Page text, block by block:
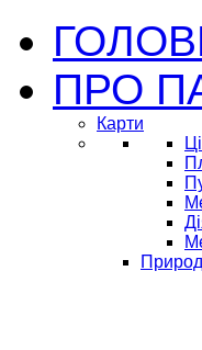
ПРО
Карти